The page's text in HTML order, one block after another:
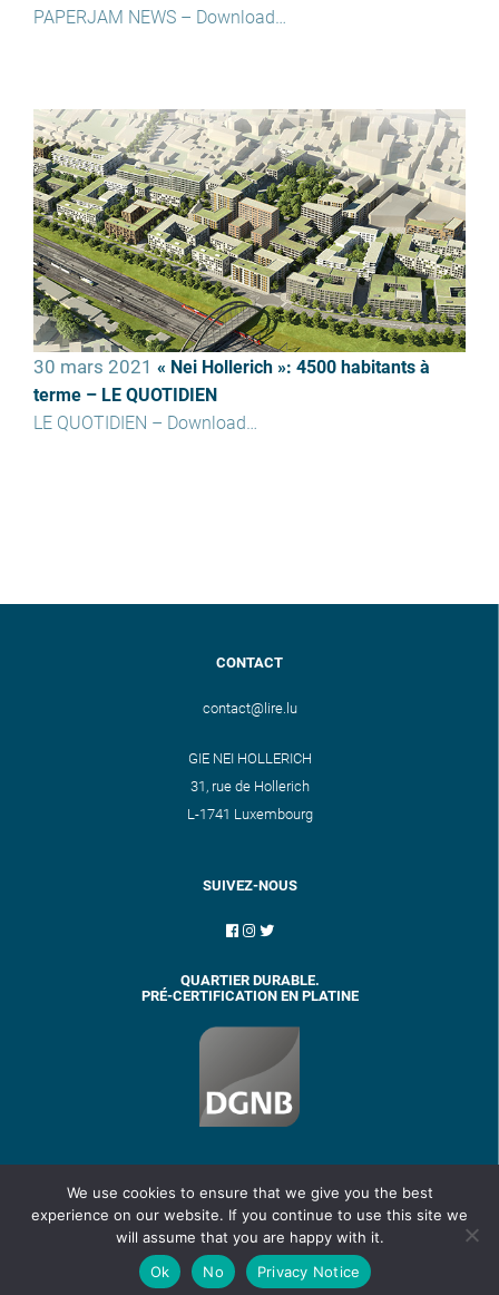
PAPERJAM NEWS – Download…
30 mars 2021 « Nei Hollerich »: 4500 habitants à
terme – LE QUOTIDIEN
LE QUOTIDIEN – Download…
CONTACT
contact@lire.lu
GIE NEI HOLLERICH
31, rue de Hollerich
L-1741 Luxembourg
Privacy Notice
SUIVEZ-NOUS
QUARTIER DURABLE.
PRÉ-CERTIFICATION EN PLATINE
We use cookies to ensure that we give you the best
experience on our website. If you continue to use this site we
will assume that you are happy with it.
Ok
No Privacy Notice